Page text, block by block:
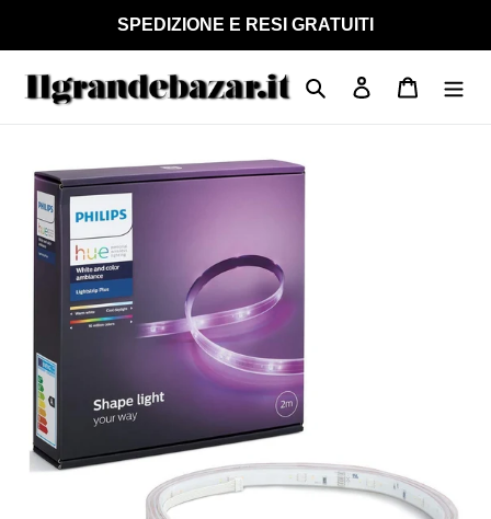
contenuti
SPEDIZIONE E RESI GRATUITI
Cerca Accedi Carrello